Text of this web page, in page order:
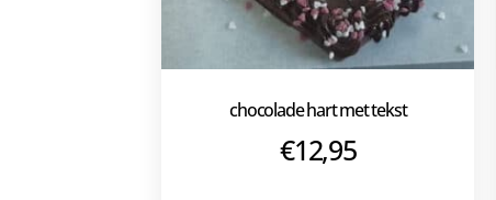
chocolade hart met tekst
€12,95